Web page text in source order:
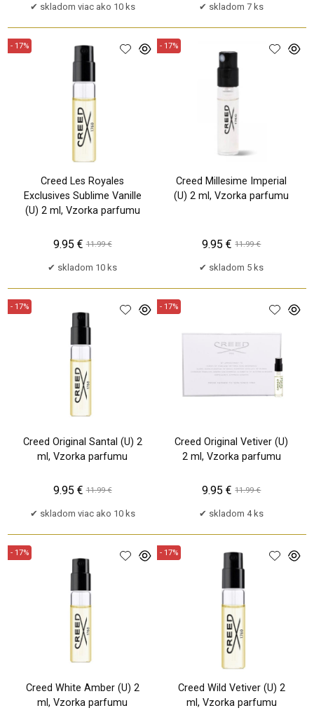
skladom viac ako 10 ks skladom 7 ks
Creed Les Royales
Exclusives Sublime Vanille
(U) 2 ml, Vzorka parfumu
- 17%
skladom 10 ks
9.95 € 11.99 €
Creed Millesime Imperial
(U) 2 ml, Vzorka parfumu
- 17%
skladom 5 ks
9.95 € 11.99 €
Creed Original Santal (U) 2
ml, Vzorka parfumu
- 17%
skladom viac ako 10 ks
9.95 € 11.99 €
Creed Original Vetiver (U)
2 ml, Vzorka parfumu
- 17%
skladom 4 ks
9.95 € 11.99 €
Creed White Amber (U) 2
ml, Vzorka parfumu
- 17%
Creed Wild Vetiver (U) 2
ml, Vzorka parfumu
- 17%